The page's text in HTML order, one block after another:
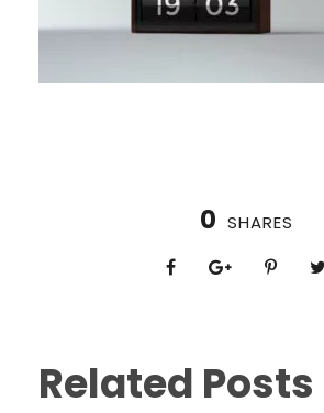
0 SHARES
Related Posts